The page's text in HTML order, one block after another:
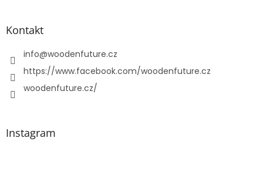
Kontakt
info@woodenfuture.cz
https://www.facebook.com/woodenfuture.cz
woodenfuture.cz/
Instagram